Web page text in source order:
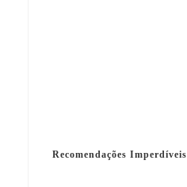
Recomendações Imperdíveis